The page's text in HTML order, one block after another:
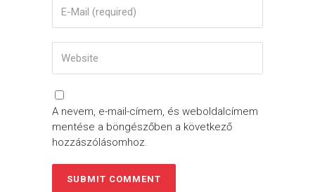
A nevem, e-mail-címem, és weboldalcímem
mentése a böngészőben a következő
hozzászólásomhoz.